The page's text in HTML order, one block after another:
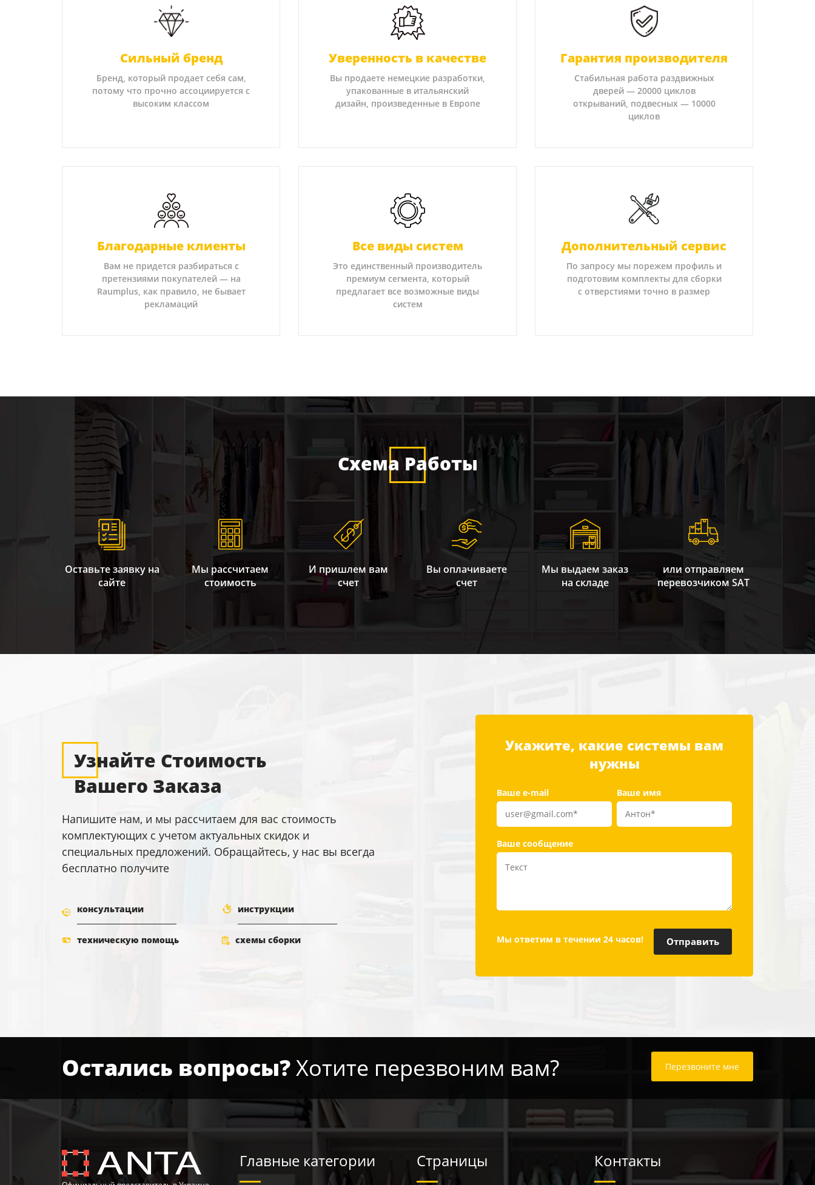
Сильный бренд
Бренд, который продает себя сам,
потому что прочно ассоциируется с
высоким классом
Уверенность в качестве
Вы продаете немецкие разработки,
упакованные в итальянский
дизайн, произведенные в Европе
Гарантия производителя
Стабильная работа раздвижных
дверей — 20000 циклов
открываний, подвесных — 10000
циклов
Благодарные клиенты
Вам не придется разбираться с
претензиями покупателей — на
Raumplus, как правило, не бывает
рекламаций
Все виды систем
Это единственный производитель
премиум сегмента, который
предлагает все возможные виды
систем
Дополнительный сервис
По запросу мы порежем профиль и
подготовим комплекты для сборки
с отверстиями точно в размер
Схема Работы
Оставьте заявку на
сайте
Мы рассчитаем
стоимость
И пришлем вам
счет
Вы оплачиваете
счет
Мы выдаем заказ
на складе
или отправляем
перевозчиком SAT
Узнайте Стоимость
Вашего Заказа
Напишите нам, и мы рассчитаем для вас стоимость
комплектующих с учетом актуальных скидок и
специальных предложений. Обращайтесь, у нас вы всегда
бесплатно получите
консультации инструкции
техническую помощь схемы сборки
Укажите, какие системы вам
нужны
Ваше имя
Ваше e-mail
Ваше сообщение
Мы ответим в течении 24 часов!
Остались вопросы?Хотите перезвоним вам? Перезвоните мне
Главные категории Страницы Контакты